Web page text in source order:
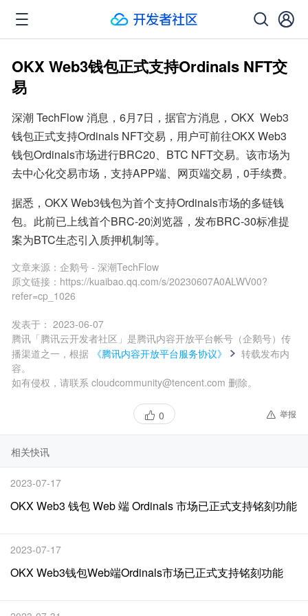
OKX Web3钱包正式支持Ordinals NFT交
易
深潮 TechFlow 消息，6月7日，据官方消息，OKX  Web3
钱包正式支持Ordinals NFT交易，用户可前往OKX Web3
钱包Ordinals市场进行BRC20、BTC NFT交易。该市场为
去中心化交易市场，支持APP端、网页端交易，0手续费。
据悉，OKX Web3钱包为首个支持Ordinals市场的多链钱
包。此前已上线首个BRC-20浏览器，发布BRC-30标准提
案为BTC生态引入质押机制等。
文章来源： 企鹅号 - 深潮TechFlow
原文链接： https://kuaibao.qq.com/s/20230607A0ALWV00?
refer=cp_1026
发表于： 2023-06-07
腾讯「腾讯云开发者社区」是腾讯内容开放平台帐号（企鹅号）传
播渠道之一，根据
《腾讯内容开放平台服务协议》
转载发布内
容。
如有侵权，请联系 cloudcommunity@tencent.com 删除。
0 举报
相关快讯
2023-07-17
OKX Web3 钱包 Web 端 Ordinals 市场已正式支持铭刻功能
2023-07-17
OKX Web3钱包Web端Ordinals市场已正式支持铭刻功能